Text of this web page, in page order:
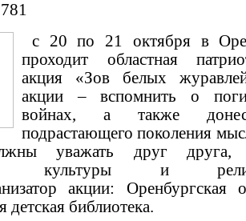
с 20 по 21 октября в
проходит областная
акция «Зов белых
акции – вспомнить о
войнах, а также
подрастающего поколения
уважать друг друга,
культуры и
акции: Оренбургская
детская библиотека.